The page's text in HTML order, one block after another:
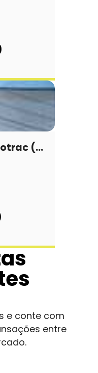
(...
e conte com
entre